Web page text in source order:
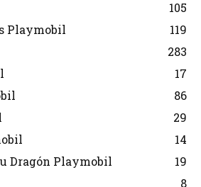
105
Playmobil
119
283
17
86
29
14
Dragón Playmobil
19
8